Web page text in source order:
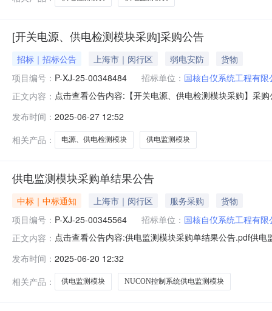
[开关电源、供电检测模块采购]采购公告
招标｜招标公告 上海市｜闵行区 弱电安防
货物
项目编号： P-XJ-25-00348484 招标单位： 国核自仪系统工程有限
正文内容： 点击查看公告内容:【开关电源、供电检测模块采购】采
13046026712九、询价类型：公开十、报价要求：请根
发布时间： 2025-06-27 12:52
相关产品：
电源、供电检测模块 供电监测模块
供电监测模块采购单结果公告
中标｜中标通知 上海市｜闵行区 服务采购
货物
项目编号： P-XJ-25-00345564 招标单位： 国核自仪系统工程有限
正文内容： 点击查看公告内容:供电监测模块采购单结果公告.pdf供
2025-06-20九、采购执行人联系方式：13301575129具
发布时间： 2025-06-20 12:32
相关产品：
供电监测模块 NUCON控制系统供电监测模块